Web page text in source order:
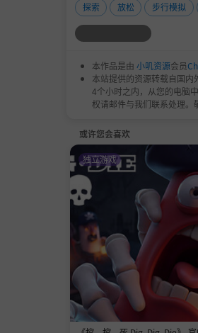
探索
放松 步行模拟
本作品是由 小叽资源会员
本站提供的资源转载自国
4个小时之内，从您的电脑
权请邮件与我们联系处理
或许您会喜欢
独立游戏